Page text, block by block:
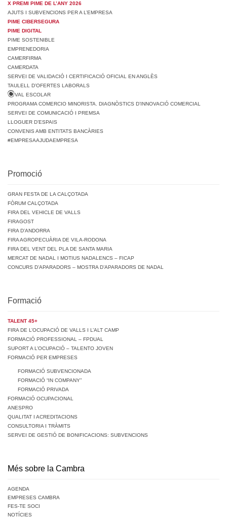
X PREMI PIME DE L’ANY 2026
AJUTS I SUBVENCIONS PER A L’EMPRESA
PIME CIBERSEGURA
PIME DIGITAL
PIME SOSTENIBLE
EMPRENEDORIA
CAMERFIRMA
CAMERDATA
SERVEI DE VALIDACIÓ I CERTIFICACIÓ OFICIAL EN ANGLÈS
TAULELL D’OFERTES LABORALS
VAL ESCOLAR
PROGRAMA COMERCIO MINORISTA. DIAGNÒSTICS D’INNOVACIÓ COMERCIAL
SERVEI DE COMUNICACIÓ I PREMSA
LLOGUER D’ESPAIS
CONVENIS AMB ENTITATS BANCÀRIES
#EMPRESAAJUDAEMPRESA
Promoció
GRAN FESTA DE LA CALÇOTADA
FÒRUM CALÇOTADA
FIRA DEL VEHICLE DE VALLS
FIRAGOST
FIRA D’ANDORRA
FIRA AGROPECUÀRIA DE VILA-RODONA
FIRA DEL VENT DEL PLA DE SANTA MARIA
MERCAT DE NADAL I MOTIUS NADALENCS – FICAP
CONCURS D’APARADORS – MOSTRA D’APARADORS DE NADAL
Formació
TALENT 45+
FIRA DE L’OCUPACIÓ DE VALLS I L’ALT CAMP
FORMACIÓ PROFESSIONAL – FPDUAL
SUPORT A L’OCUPACIÓ – TALENTO JOVEN
FORMACIÓ PER EMPRESES
FORMACIÓ SUBVENCIONADA
FORMACIÓ “IN COMPANY”
FORMACIÓ PRIVADA
FORMACIÓ OCUPACIONAL
ANESPRO
QUALITAT I ACREDITACIONS
CONSULTORIA I TRÀMITS
SERVEI DE GESTIÓ DE BONIFICACIONS: SUBVENCIONS
Més sobre la Cambra
AGENDA
EMPRESES CAMBRA
FES-TE SOCI
NOTÍCIES